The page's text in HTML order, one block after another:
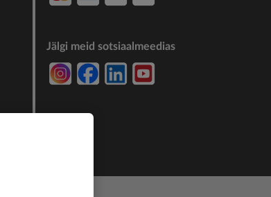
Jälgi meid sotsiaalmeedias